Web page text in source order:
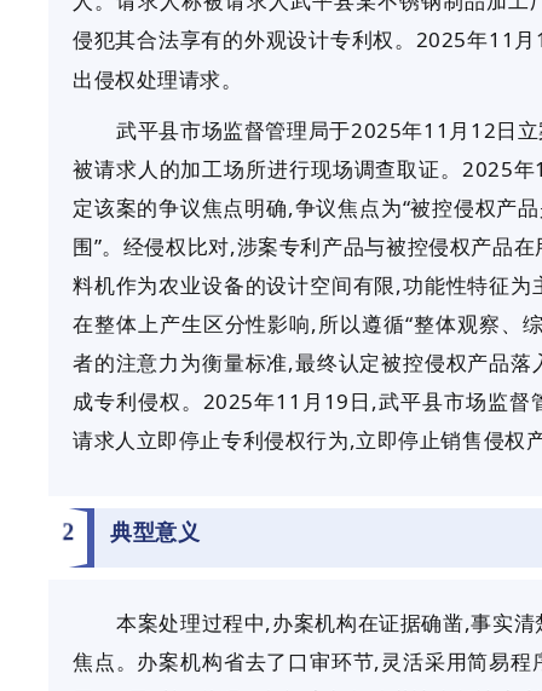
侵犯其合法享有的外观设计专利权。2025年11
出侵权处理请求。
武平县市场监督管理局于2025年11月12日
被请求人的加工场所进行现场调查取证。2025
定该案的争议焦点明确,争议焦点为“被控侵权产
围”。经侵权比对,涉案专利产品与被控侵权产品
料机作为农业设备的设计空间有限,功能性特征
在整体上产生区分性影响,所以遵循“整体观察、
者的注意力为衡量标准,最终认定被控侵权产品
成专利侵权。2025年11月19日,武平县市场监督
请求人立即停止专利侵权行为,立即停止销售侵权
2 典型意义
本案处理过程中,办案机构在证据确凿,事实
焦点。办案机构省去了口审环节,灵活采用简易